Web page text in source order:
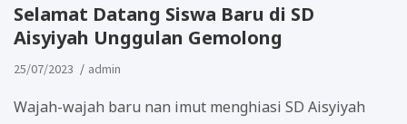
Selamat Datang Siswa Baru di SD
Aisyiyah Unggulan Gemolong
25/07/2023 admin
Wajah-wajah baru nan imut menghiasi SD Aisyiyah